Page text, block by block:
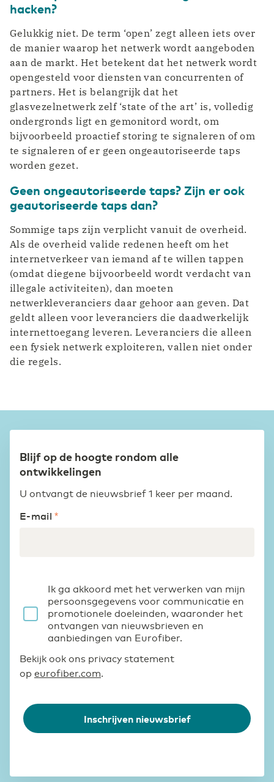
hacken?
Gelukkig niet. De term ‘open’ zegt alleen iets over
de manier waarop het netwerk wordt aangeboden
aan de markt. Het betekent dat het netwerk wordt
opengesteld voor diensten van concurrenten of
partners. Het is belangrijk dat het
glasvezelnetwerk zelf ‘state of the art’ is, volledig
ondergronds ligt en gemonitord wordt, om
bijvoorbeeld proactief storing te signaleren of om
te signaleren of er geen ongeautoriseerde taps
worden gezet.
Geen ongeautoriseerde taps? Zijn er ook
geautoriseerde taps dan?
Sommige taps zijn verplicht vanuit de overheid.
Als de overheid valide redenen heeft om het
internetverkeer van iemand af te willen tappen
(omdat diegene bijvoorbeeld wordt verdacht van
illegale activiteiten), dan moeten
netwerkleveranciers daar gehoor aan geven. Dat
geldt alleen voor leveranciers die daadwerkelijk
internettoegang leveren. Leveranciers die alleen
een fysiek netwerk exploiteren, vallen niet onder
die regels.
Blijf op de hoogte rondom alle
ontwikkelingen
U ontvangt de nieuwsbrief 1 keer per maand.